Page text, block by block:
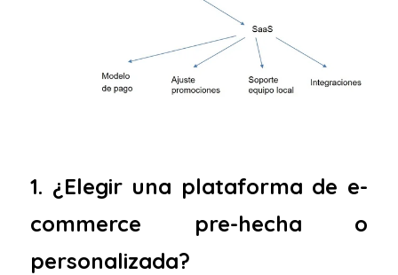
1. ¿Elegir una plataforma de e-
commerce pre-hecha o
personalizada?